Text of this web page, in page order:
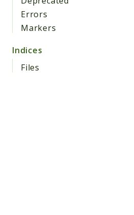
Errors
Markers
Indices
Files